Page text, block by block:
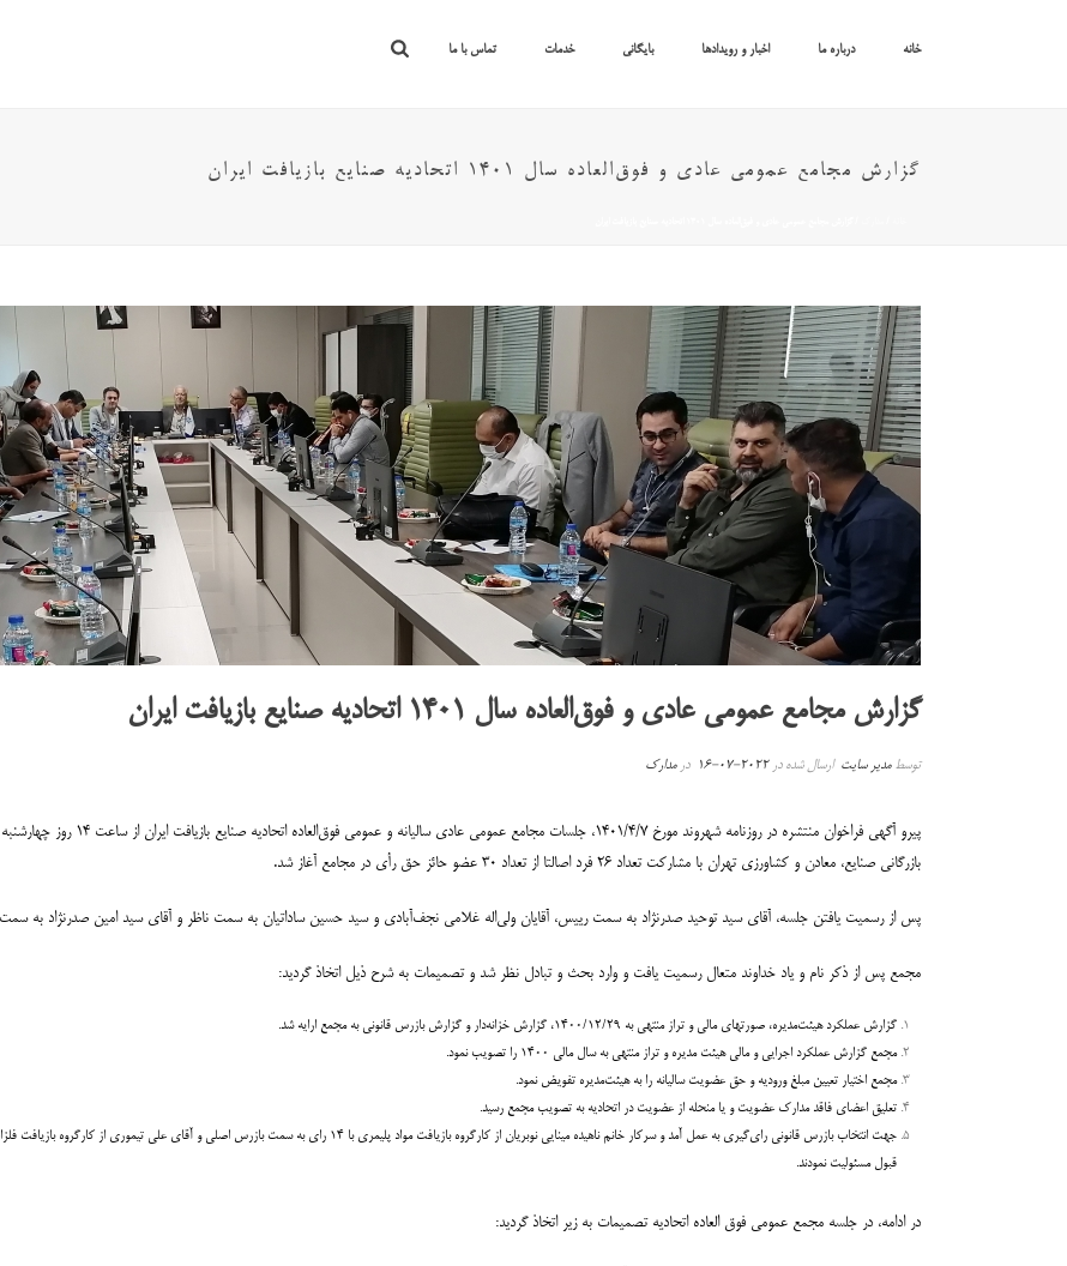
خانه درباره ما اخبار و رویدادها بایگانی خدمات تماس با ما
گزارش مجامع عمومی عادی و فوق‌العاده سال ۱۴۰۱ اتحادیه صنایع بازیافت ایران
گزارش مجامع عمومی عادی و فوق‌العاده سال ۱۴۰۱ اتحادیه صنایع بازیافت ایران
توسطمدیر سایت ارسال شده در2022-07-16 درمدارک
بازرگانی صنایع، معادن و کشاورزی تهران با مشارکت تعداد ۲۶ فرد اصالتا از تعداد ۳۰ عضو حائز حق رأی در مجامع آغاز شد.
پس از رسمیت یافتن جلسه، آقای سید توحید صدرنژاد به سمت رییس، آقایان ولی‌اله غلامی نجف‌آبادی و سید حسین ساداتیان به سمت ناظر و آقای سید امین صدرنژاد به
مجمع پس از ذکر نام و یاد خداوند متعال رسمیت یافت و وارد بحث و تبادل نظر شد و تصمیمات به شرح ذیل اتخاذ گردید:
گزارش عملکرد هیئت‌مدیره، صورتهای مالی و تراز منتهی به ۱۴۰۰/۱۲/۲۹، گزارش خزانه‌دار و گزارش بازرس قانونی به مجمع ارایه شد.
مجمع گزارش عملکرد اجرایی و مالی هیئت مدیره و تراز منتهی به سال مالی ۱۴۰۰ را تصویب نمود.
مجمع اختیار تعیین مبلغ ورودیه و حق عضویت سالیانه را به هیئت‌مدیره تفویض نمود.
تعلیق اعضای فاقد مدارک عضویت و یا منحله از عضویت در اتحادیه به تصویب مجمع رسید.
قبول مسئولیت نمودند.
در ادامه، در جلسه مجمع عمومی فوق العاده اتحادیه تصمیمات به زیر اتخاذ گردید: